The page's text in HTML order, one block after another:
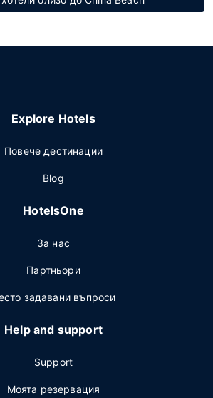
Explore Hotels
Повече дестинации
Blog
HotelsOne
За нас
Партньори
задавани въпроси
Help and support
Support
Моята резервация